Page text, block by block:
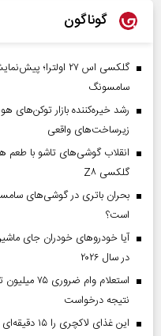
گوناگون
گلکسی اس ۲۷
سامسونگ
زیرساخت‌های واقعی
انقلاب گوشی‌های تاشو‌ با طعم
گلکسی Z۸
است؟
آیا خودروهای خودران جای
در سال ۲۰۲۶
استعلام
نتیجه درخواست
این غذای لاکچری را ۱۵ دقیقه‌ای آماده کنید